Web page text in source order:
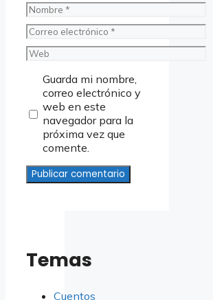
Nombre
Correo
electrónico
Web
Guarda mi nombre,
correo electrónico y
web en este
navegador para la
próxima vez que
comente.
Temas
Cuentos